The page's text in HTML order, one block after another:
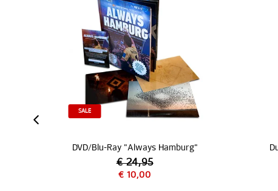
Ray "Always Hamburg" Duschgel "Frische Brise"